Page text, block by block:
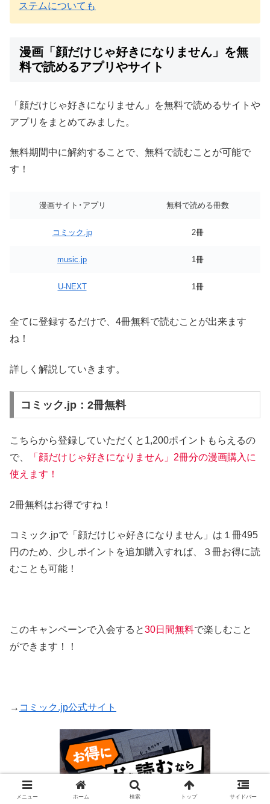
ステムについても
漫画「顔だけじゃ好きになりません」を無
料で読めるアプリやサイト
「顔だけじゃ好きになりません」を無料で読めるサイトや
アプリをまとめてみました。
無料期間中に解約することで、無料で読むことが可能で
す！
漫画サイト･アプリ 無料で読める冊数
コミック.jp 2冊
music.jp 1冊
U-NEXT 1冊
全てに登録するだけで、4冊無料で読むことが出来ます
ね！
詳しく解説していきます。
コミック.jp：2冊無料
こちらから登録していただくと1,200ポイントもらえるの
で、
「顔だけじゃ好きになりません」2冊分の漫画購入に
使えます！
2冊無料はお得ですね！
コミック.jpで「顔だけじゃ好きになりません」は１冊495
円のため、少しポイントを追加購入すれば、３冊お得に読
むことも可能！
このキャンペーンで入会すると30日間無料で楽しむこと
ができます！！
→ コミック.jp公式サイト
メニュー ホーム 検索 トップ サイドバー